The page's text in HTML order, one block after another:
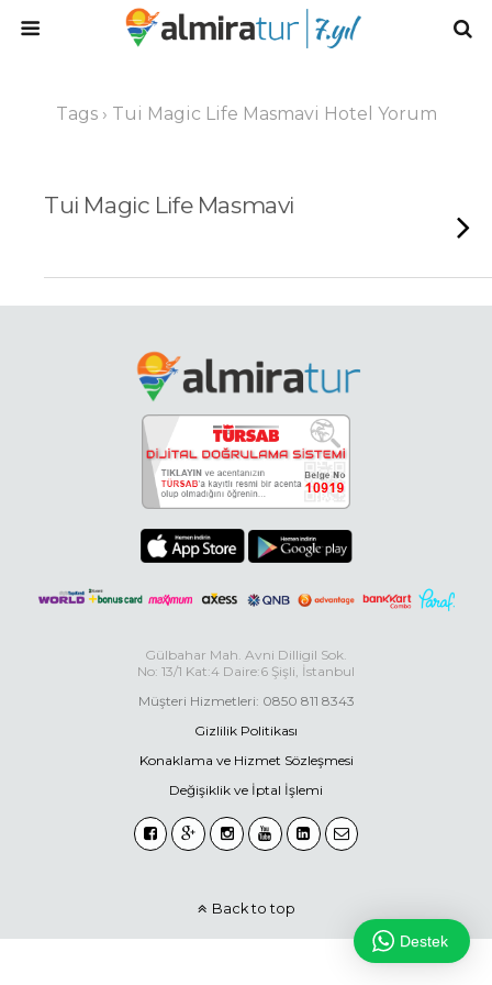
Tags › Tui Magic Life Masmavi Hotel Yorum
Tui Magic Life Masmavi
Gülbahar Mah. Avni Dilligil Sok.
No: 13/1 Kat:4 Daire:6 Şişli, İstanbul
Müşteri Hizmetleri: 0850 811 8343
Gizlilik Politikası
Konaklama ve Hizmet Sözleşmesi
Değişiklik ve İptal İşlemi
Back to top
Destek